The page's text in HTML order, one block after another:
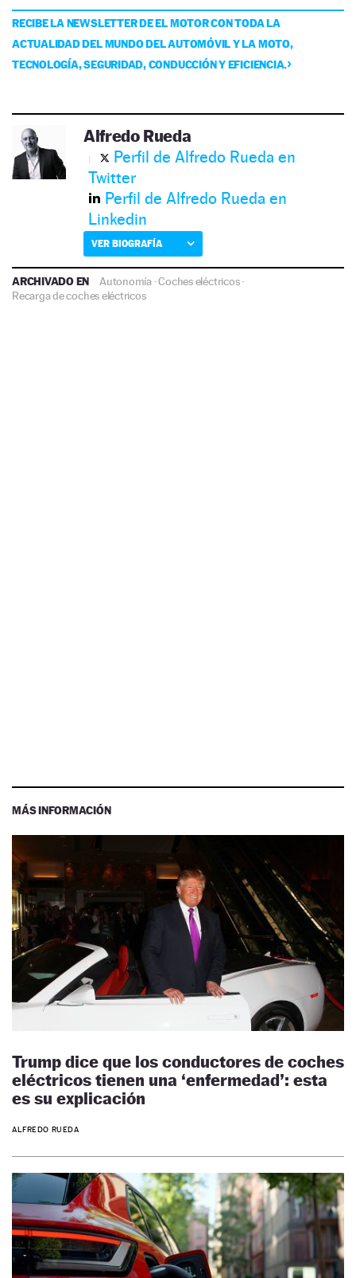
RECIBE LA NEWSLETTER DE EL MOTOR CON TODA LA
ACTUALIDAD DEL MUNDO DEL AUTOMÓVIL Y LA MOTO,
TECNOLOGÍA, SEGURIDAD, CONDUCCIÓN Y EFICIENCIA.
Alfredo Rueda
Perfil de Alfredo Rueda en
Twitter
Perfil de Alfredo Rueda en
Linkedin
VER BIOGRAFÍA
ARCHIVADO EN Autonomía·Coches eléctricos·
Recarga de coches eléctricos
MÁS INFORMACIÓN
Trump dice que los conductores de coches
eléctricos tienen una ‘enfermedad’: esta
es su explicación
ALFREDO RUEDA